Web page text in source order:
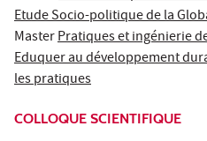
Etude Socio-politique de la
MasterPratiques et ingénierie
Eduquer au développement
les pratiques
COLLOQUE SCIENTIFIQUE